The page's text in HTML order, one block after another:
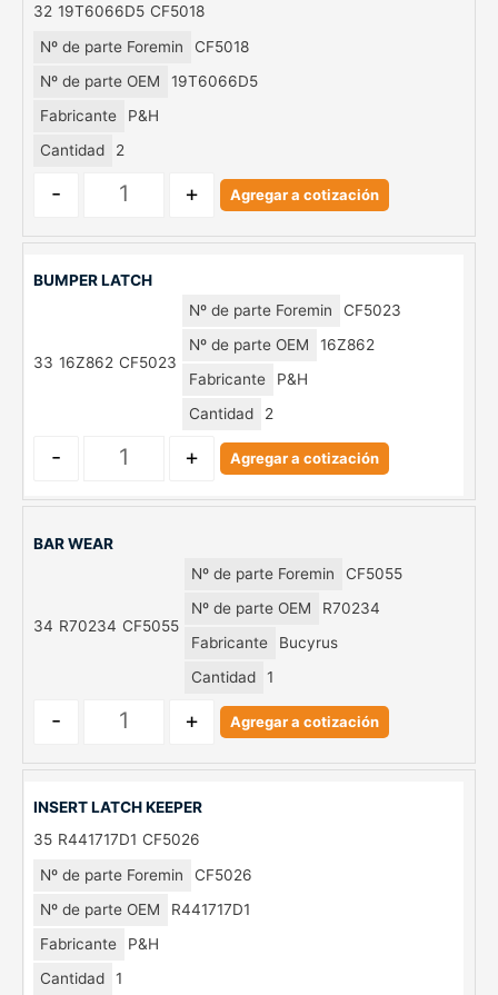
32 19T6066D5 CF5018
Nº de parte Foremin
CF5018
Nº de parte OEM
19T6066D5
Fabricante
P&H
Cantidad
2
- + Agregar a cotización
BUMPER LATCH
33 16Z862 CF5023
Nº de parte Foremin
CF5023
Nº de parte OEM
16Z862
Fabricante
P&H
Cantidad
2
- + Agregar a cotización
BAR WEAR
34 R70234 CF5055
Nº de parte Foremin
CF5055
Nº de parte OEM
R70234
Fabricante
Bucyrus
Cantidad
1
- + Agregar a cotización
INSERT LATCH KEEPER
35 R441717D1 CF5026
Nº de parte Foremin
CF5026
Nº de parte OEM
R441717D1
Fabricante
P&H
Cantidad
1